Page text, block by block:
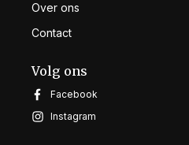
Over ons
Contact
Volg ons
Facebook
Instagram